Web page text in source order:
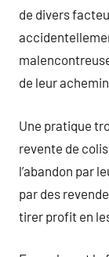
de divers
de leur
Une pratique
revente de
l’abandon par
par des
tirer profit en